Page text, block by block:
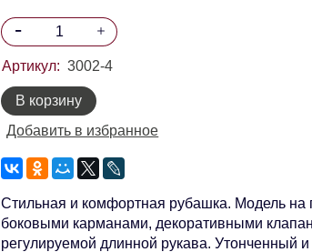
Артикул: 3002-4
В корзину
Добавить в избранное
Стильная и комфортная рубашка. Модель на
боковыми карманами, декоративными
регулируемой длинной рукава. Утонченный